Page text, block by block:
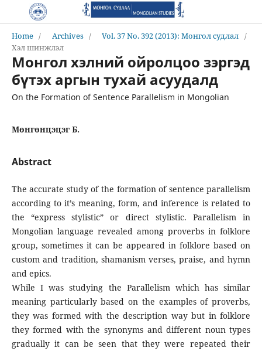
Home / Archives / Vol. 37 No. 392 (2013): Монгол судлал /
Хэл шинжлэл
Монгол хэлний ойролцоо зэргэд
бүтэх аргын тухай асуудалд
On the Formation of Sentence Parallelism in Mongolian
Мөнгөнцэцэг Б.
Abstract
The accurate study of the formation of sentence parallelism
according to it’s meaning, form, and inference is related to
the “express stylistic” or direct stylistic. Parallelism in
Mongolian language revealed among proverbs in folklore
group, sometimes it can be appeared in folklore based on
custom and tradition, shamanism verses, praise, and hymn
and epics.
While I was studying the Parallelism which has similar
meaning particularly based on the examples of proverbs,
they was formed with the description way but in folklore
they formed with the synonyms and different noun types
gradually it can be seen that they were repeated their